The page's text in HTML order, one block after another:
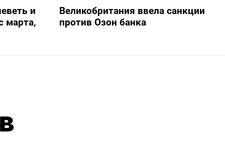
и
марта,
Великобритания ввела санкции
против Озон банка